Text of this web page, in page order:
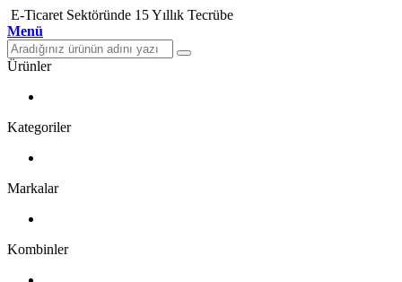
E-Ticaret Sektöründe 15 Yıllık Tecrübe
Menü
Ürünler
Kategoriler
Markalar
Kombinler